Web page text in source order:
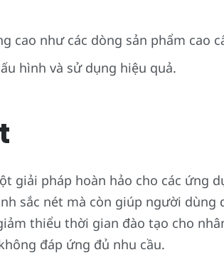
cao như các dòng sản phẩm cao
hình và sử dụng hiệu quả.
giải pháp hoàn hảo cho các
sắc nét mà còn giúp người
thiểu thời gian đào tạo cho
đáp ứng đủ nhu cầu.